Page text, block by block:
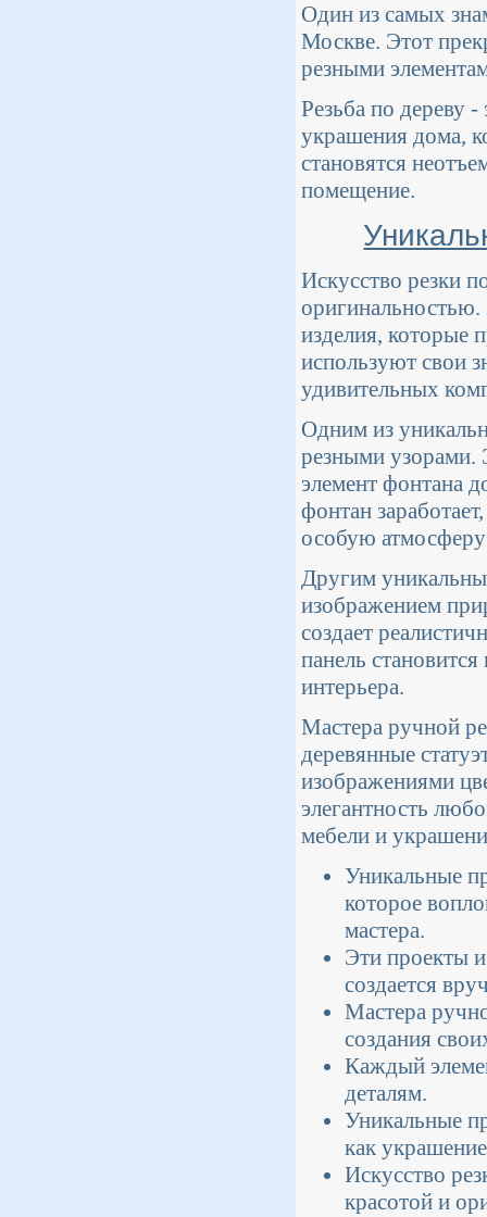
Один из самых
Москве. Этот
резными
Резьба по дереву
украшения дома,
становятся
помещение.
Искусство резки
изделия, которые
используют свои
удивительных
Одним из
резными узорами.
элемент фонтана
фонтан
особую
Другим
изображением
создает
панель
интерьера.
Мастера ручной
деревянные
изображениями
элегантность
мебели и
Уникальные
которое
мастера.
Эти проекты
создается
Мастера
создания
Каждый
деталям.
Уникальные
как
Искусство
красотой и